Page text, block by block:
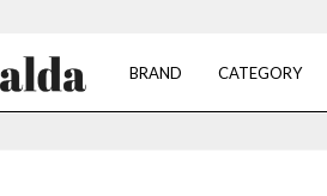
BRAND CATEGORY